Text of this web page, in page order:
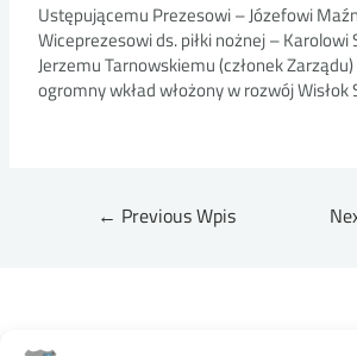
Ustępującemu Prezesowi – Józefowi
Wiceprezesowi ds. piłki nożnej –
Jerzemu Tarnowskiemu (członek
ogromny wkład włożony w rozwój
← Previous Wpis